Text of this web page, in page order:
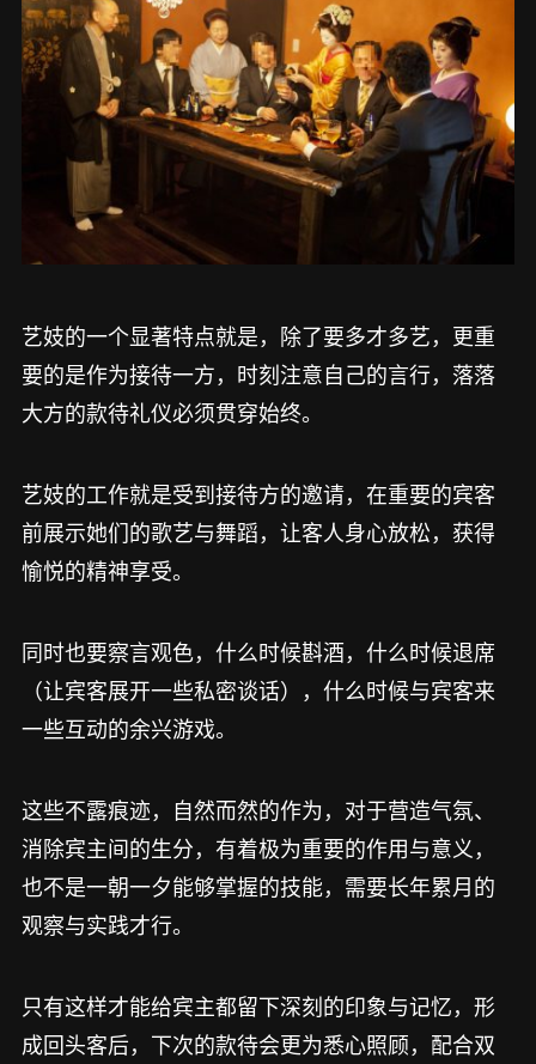
艺妓的一个显著特点就是，除了要多才多艺，更重
要的是作为接待一方，时刻注意自己的言行，落落
大方的款待礼仪必须贯穿始终。
艺妓的工作就是受到接待方的邀请，在重要的宾客
前展示她们的歌艺与舞蹈，让客人身心放松，获得
愉悦的精神享受。
同时也要察言观色，什么时候斟酒，什么时候退席
（让宾客展开一些私密谈话），什么时候与宾客来
一些互动的余兴游戏。
这些不露痕迹，自然而然的作为，对于营造气氛、
消除宾主间的生分，有着极为重要的作用与意义，
也不是一朝一夕能够掌握的技能，需要长年累月的
观察与实践才行。
只有这样才能给宾主都留下深刻的印象与记忆，形
成回头客后，下次的款待会更为悉心照顾，配合双